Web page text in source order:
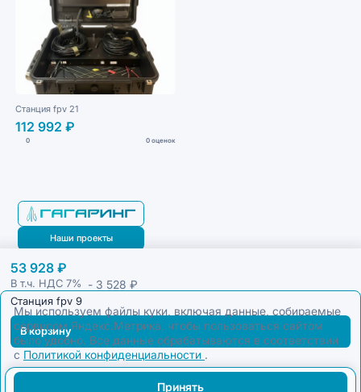
Мы используем файлы куки, включая данные, собираемые
сервисом Яндекс.Метрика, чтобы пользоваться сайтом
было удобно. Все данные обрабатываются в соответствии
с Политикой конфиденциальности .
Принять
Станция fpv 21
112 992 ₽
0 0 оценок
53 928 ₽
В т.ч. НДС 7% - 3 528 ₽
Станция fpv 9
В корзину
Наши проекты